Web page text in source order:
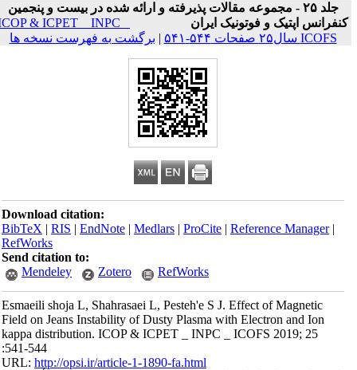
جلد ۲۵ - مجموعه مقالات پذیرفته و ارائه شده در بیست و پنجمین
کنفرانس اپتیک و فوتونیک ایران
ICOP & ICPET _ INPC _
ICOFS سال۲۵ صفحات ۵۴۴-۵۴۱
|برگشت به فهرست نسخه ها
Download citation:
BibTeX|RIS|EndNote|Medlars|ProCite|Reference Manager
RefWorks
Send citation to:
Mendeley
Zotero RefWorks
Esmaeili shoja L, Shahrasaei L, Pesteh'e S J. Effect of Magnetic
Field on Jeans Instability of Dusty Plasma with Electron and Ion
kappa distribution. ICOP & ICPET _ INPC _ ICOFS 2019; 25
:541-544
URL:http://opsi.ir/article-1-1890-fa.html